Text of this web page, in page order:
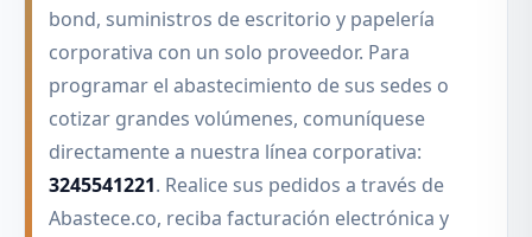
bond, suministros de escritorio y papelería
corporativa con un solo proveedor. Para
programar el abastecimiento de sus sedes o
cotizar grandes volúmenes, comuníquese
directamente a nuestra línea corporativa:
3245541221. Realice sus pedidos a través de
Abastece.co, reciba facturación electrónica y